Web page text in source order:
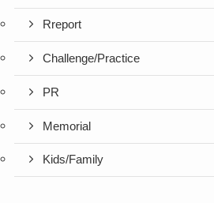
Rreport
Challenge/Practice
PR
Memorial
Kids/Family